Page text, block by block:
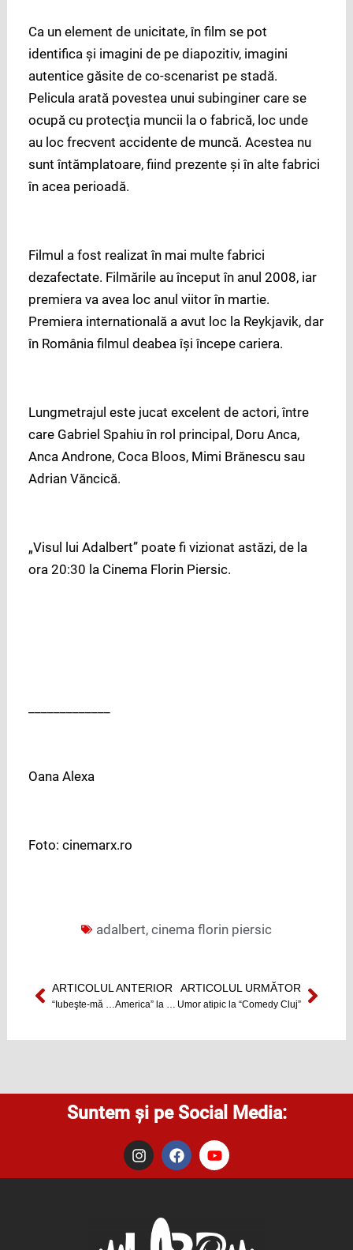
Ca un element de unicitate, în film se pot
identifica şi imagini de pe diapozitiv, imagini
autentice găsite de co-scenarist pe stadă.
Pelicula arată povestea unui subinginer care se
ocupă cu protecţia muncii la o fabrică, loc unde
au loc frecvent accidente de muncă. Acestea nu
sunt întămplatoare, fiind prezente şi în alte fabrici
în acea perioadă.
Filmul a fost realizat în mai multe fabrici
dezafectate. Filmările au început în anul 2008, iar
premiera va avea loc anul viitor în martie.
Premiera internatională a avut loc la Reykjavik, dar
în România filmul deabea îşi începe cariera.
Lungmetrajul este jucat excelent de actori, între
care Gabriel Spahiu în rol principal, Doru Anca,
Anca Androne, Coca Bloos, Mimi Brănescu sau
Adrian Văncică.
„Visul lui Adalbert” poate fi vizionat astăzi, de la
ora 20:30 la Cinema Florin Piersic.
Oana Alexa
Foto: cinemarx.ro
adalbert, cinema florin piersic
Prev
ARTICOLUL ANTERIOR
“Iubeşte-mă …America” la Comedy Cluj
ARTICOLUL URMĂTOR
Umor atipic la “Comedy Cluj”Next
Suntem și pe Social Media:
I
n
s
F
a
c
o
Y
o
u
e